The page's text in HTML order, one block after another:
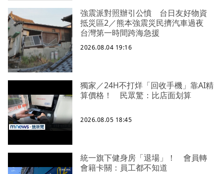
強震派對照辦引公憤 台日友好物資
抵災區2／熊本強震災民擠汽車過夜
台灣第一時間跨海急援
2026.08.04 19:16
獨家／24H不打烊「回收手機」靠AI精
算價格！ 民眾驚：比店面划算
2026.08.05 18:45
統一旗下健身房「退場」！ 會員轉
會籍卡關：員工都不知道